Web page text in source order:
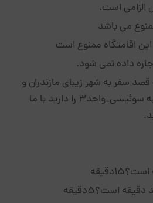
الزامی است.
می باشد
اقامتگاه ممنوع است
داده نمی شود.
سفر به شهر زیبای مازندران و
رزرو اقامتگاه چالوس کلبه سوئیسی_واحد3 را دارید با ما
است؟5دقیقه